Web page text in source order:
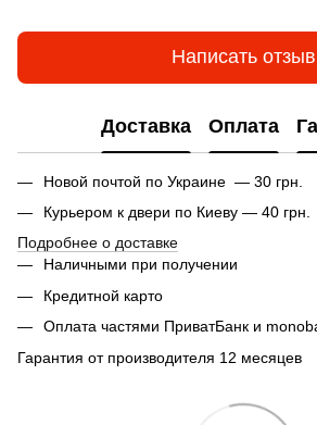
Написать отзыв
Доставка Оплата
Новой почтой по Украине — 30 грн.
Курьером к двери по Киеву — 40 грн.
Подробнее о доставке
Наличными при получении
Кредитной карто
Оплата частями ПриватБанк и
Гарантия от производителя 12 месяцев